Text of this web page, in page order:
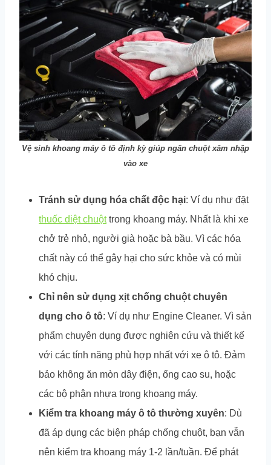
Vệ sinh khoang máy ô tô định kỳ giúp ngăn chuột xâm nhập
vào xe
Tránh sử dụng hóa chất độc hại: Ví dụ như đặt
thuốc diệt chuộttrong khoang máy. Nhất là khi xe
chở trẻ nhỏ, người già hoặc bà bầu. Vì các hóa
chất này có thể gây hại cho sức khỏe và có mùi
khó chịu.
Chỉ nên sử dụng xịt chống chuột chuyên
dụng cho ô tô: Ví dụ như Engine Cleaner. Vì sản
phẩm chuyên dụng được nghiên cứu và thiết kế
với các tính năng phù hợp nhất với xe ô tô. Đảm
bảo không ăn mòn dây điện, ống cao su, hoặc
các bộ phận nhựa trong khoang máy.
Kiểm tra khoang máy ô tô thường xuyên: Dù
đã áp dụng các biện pháp chống chuột, bạn vẫn
nên kiểm tra khoang máy 1-2 lần/tuần. Để phát